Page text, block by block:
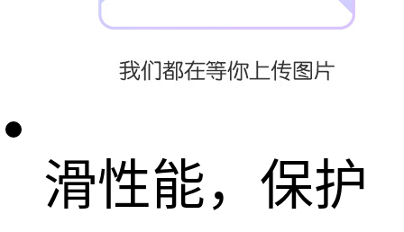
场等，提供良
滑性能，保护